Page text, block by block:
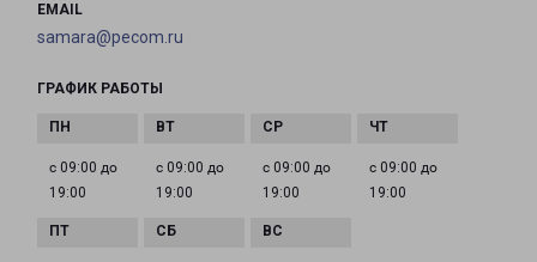
EMAIL
samara@pecom.ru
ГРАФИК РАБОТЫ
с 09:00 до
19:00
с 09:00 до
19:00
с 09:00 до
19:00
с 09:00 до
19:00